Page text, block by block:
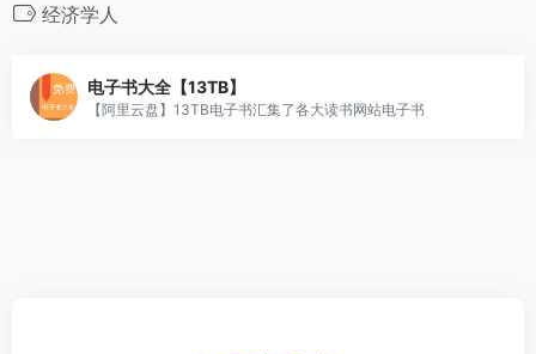
经济学人
电子书大全【13TB】
【阿里云盘】13TB电子书汇集了各大读书网站电子书